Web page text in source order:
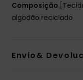
Composição
algodão reciclado
Envio&